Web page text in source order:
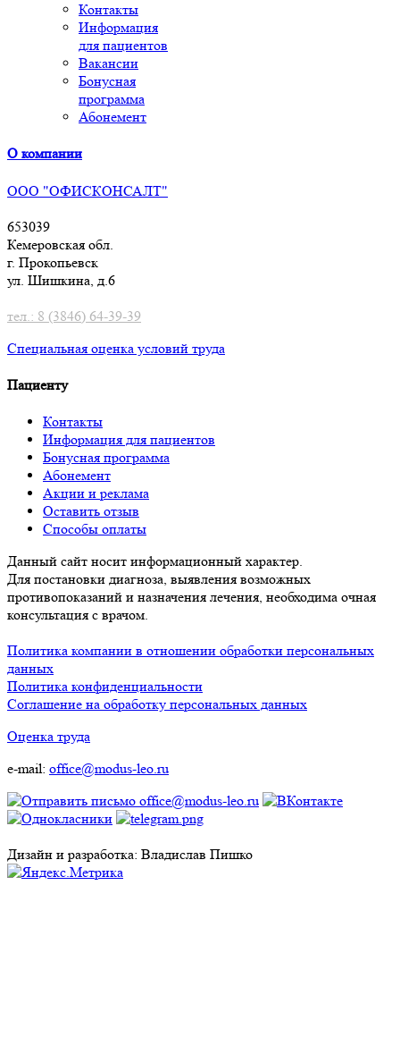
Контакты
Информация
для пациентов
Вакансии
Бонусная
программа
Абонемент
О компании
ООО "ОФИСКОНСАЛТ"
653039
Кемеровская обл.
г. Прокопьевск
ул. Шишкина, д.6
тел.: 8 (3846) 64-39-39
Специальная оценка условий труда
Пациенту
Контакты
Информация для пациентов
Бонусная программа
Абонемент
Акции и реклама
Оставить отзыв
Способы оплаты
Данный сайт носит информационный характер.
Для постановки диагноза, выявления возможных
противопоказаний и назначения лечения, необходима очная
консультация с врачом.
Политика компании в отношении обработки персональных
данных
Политика конфиденциальности
Соглашение на обработку персональных данных
Оценка труда
e-mail: office@modus-leo.ru
Дизайн и разработка: Владислав Пишко